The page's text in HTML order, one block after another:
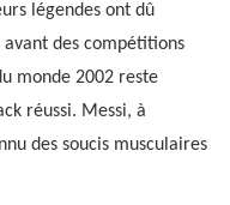
légendes ont dû
des compétitions
monde 2002 reste
réussi. Messi, à
des soucis musculaires